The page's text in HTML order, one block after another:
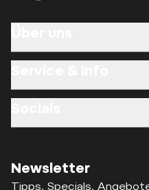
Newsletter
Tipps, Specials,